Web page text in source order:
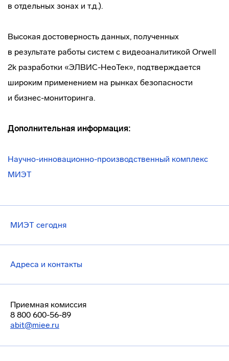
в отдельных зонах и т.д.).
Высокая достоверность данных, полученных
в результате работы систем с видеоаналитикой Orwell
2k разработки «ЭЛВИС-НеоТек», подтверждается
широким применением на рынках безопасности
и бизнес-мониторинга.
Дополнительная информация:
Научно-инновационно-производственный комплекс
МИЭТ
МИЭТ сегодня
Адреса и контакты
Приемная комиссия
8 800 600-56-89
abit@miee.ru